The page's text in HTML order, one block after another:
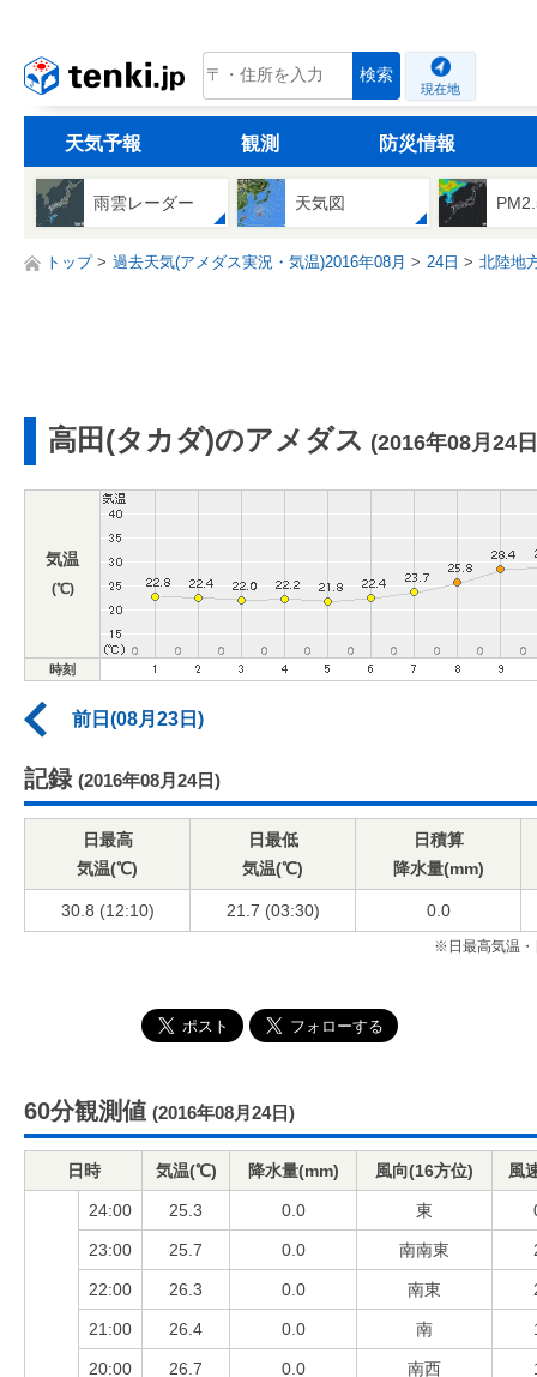
tenki.jp 検索
現在地
天気予報 観測 防災情報
雨雲レーダー 天気図
トップ 過去天気(アメダス実況・気温)2016年08月 24日 北陸地
高田(タカダ)のアメダス (2016年08月24
気温
(℃)
時刻
前日(08月23日)
記録 (2016年08月24日)
日最高
気温(℃)
日最低
気温(℃)
日積算
降水量(mm)
30.8 (12:10) 21.7 (03:30) 0.0
※日最高気温・
60分観測値 (2016年08月24日)
日時 気温(℃) 降水量(mm) 風向(16方位) 風
24:00 25.3 0.0 東
23:00 25.7 0.0 南南東
22:00 26.3 0.0 南東
21:00 26.4 0.0 南
20:00 26.7 0.0 南西